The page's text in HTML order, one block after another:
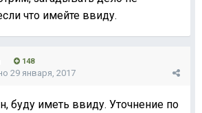
что имейте ввиду.
148
29 января, 2017
буду иметь ввиду. Уточнение по